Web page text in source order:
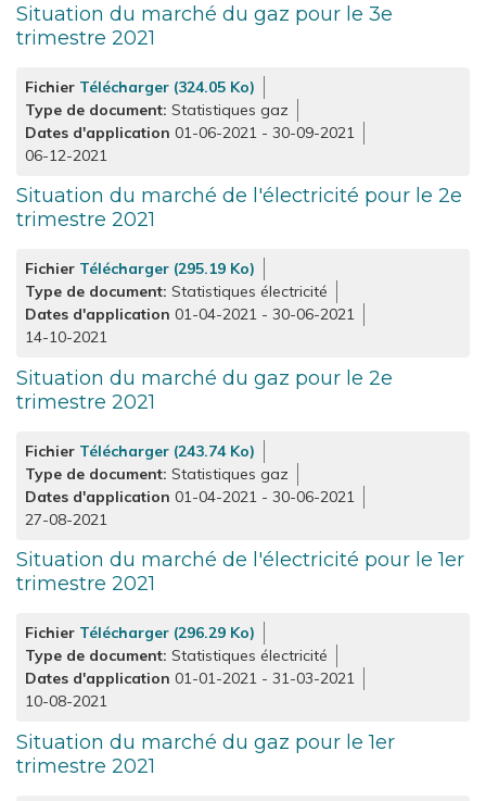
Situation du marché du gaz pour le 3e
trimestre 2021
Fichier Télécharger (324.05 Ko)
Type de document Statistiques gaz
Dates d'application 01-06-2021 - 30-09-2021
06-12-2021
Situation du marché de l'électricité pour le 2e
trimestre 2021
Fichier Télécharger (295.19 Ko)
Type de document Statistiques électricité
Dates d'application 01-04-2021 - 30-06-2021
14-10-2021
Situation du marché du gaz pour le 2e
trimestre 2021
Fichier Télécharger (243.74 Ko)
Type de document Statistiques gaz
Dates d'application 01-04-2021 - 30-06-2021
27-08-2021
Situation du marché de l'électricité pour le 1er
trimestre 2021
Fichier Télécharger (296.29 Ko)
Type de document Statistiques électricité
Dates d'application 01-01-2021 - 31-03-2021
10-08-2021
Situation du marché du gaz pour le 1er
trimestre 2021